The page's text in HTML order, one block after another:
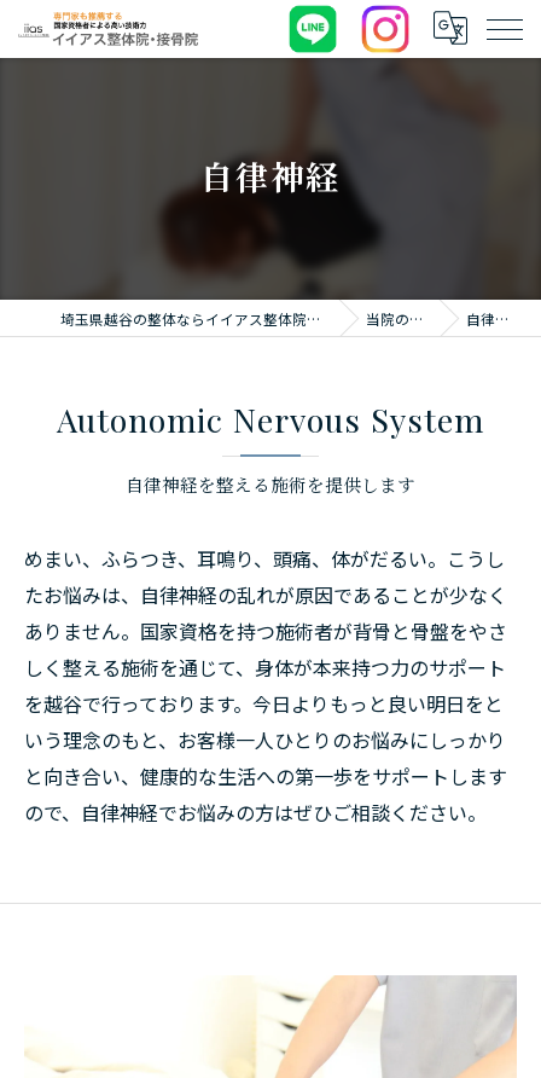
自律神経
埼玉県越谷の整体ならイイアス整体院・接骨院 当院の特徴 自律神経
自律神経を整える施術を提供します
Autonomic Nervous System
めまい、ふらつき、耳鳴り、頭痛、体がだるい。こうし
たお悩みは、自律神経の乱れが原因であることが少なく
ありません。国家資格を持つ施術者が背骨と骨盤をやさ
しく整える施術を通じて、身体が本来持つ力のサポート
を越谷で行っております。今日よりもっと良い明日をと
いう理念のもと、お客様一人ひとりのお悩みにしっかり
と向き合い、健康的な生活への第一歩をサポートします
ので、自律神経でお悩みの方はぜひご相談ください。